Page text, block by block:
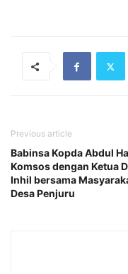
Previous article
Babinsa Kopda Abdul
Komsos dengan Ketua
Inhil bersama
Desa Penjuru